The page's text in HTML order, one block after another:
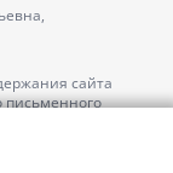
сайта
письменного
тел.